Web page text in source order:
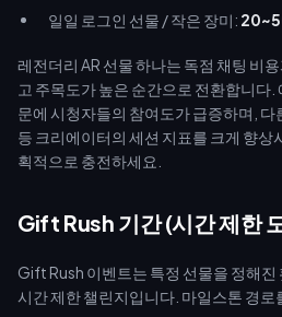
일일 로그인 선물 / 작은 장미:
레전더리 AR 선물 하나는 독점 채팅 비
고 주목도가 높은 순간으로 전환합니다.
문에 시청자들의 참여도가 급증하며,
등 크리에이터의 세션 지표를 크게 향상
획적으로 충전하세요.
Gift Rush 기간 (시간 제한
Gift Rush 이벤트는 특정 선물을 정해진
시간 제한 챌린지입니다. 마일스톤 경로